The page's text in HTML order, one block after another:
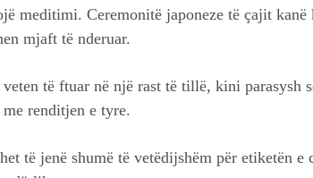
meditimi. Ceremonitë japoneze të çajit
mjaft të nderuar.
veten të ftuar në një rast të tillë, kini
renditjen e tyre.
të jenë shumë të vetëdijshëm për etiketën